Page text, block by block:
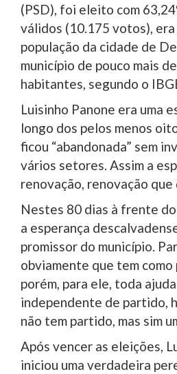
(PSD), foi eleito com
válidos (10.175 votos), era
população da cidade de
município de pouco mais
habitantes, segundo o
Luisinho Panone era uma
longo dos pelos menos
ficou “abandonada” sem
vários setores. Assim a
renovação, renovação
Nestes 80 dias à frente
a esperança
promissor do município.
obviamente que tem como
porém, para ele, toda
independente de partido,
não tem partido, mas sim
Após vencer as eleições,
iniciou uma verdadeira